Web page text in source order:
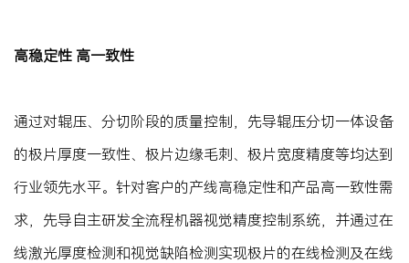
高稳定性 高一致性
通过对辊压、分切阶段的质量控制，先导辊压分切一体设备
的极片厚度一致性、极片边缘毛刺、极片宽度精度等均达到
行业领先水平。针对客户的产线高稳定性和产品高一致性需
求，先导自主研发全流程机器视觉精度控制系统，并通过在
线激光厚度检测和视觉缺陷检测实现极片的在线检测及在线